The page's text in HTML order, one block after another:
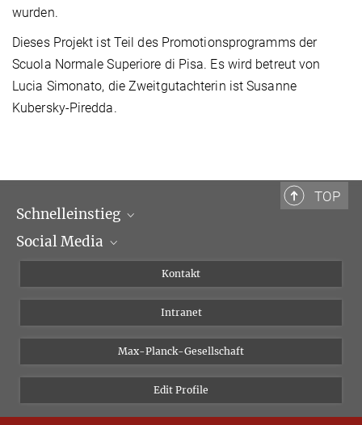
wurden.
Dieses Projekt ist Teil des Promotionsprogramms der
Scuola Normale Superiore di Pisa. Es wird betreut von
Lucia Simonato, die Zweitgutachterin ist Susanne
Kubersky-Piredda.
TOP
Schnelleinstieg
Wissenschaftliche Abteilungen
Social Media
Instagram
Bluesky
Vimeo
Newsletter
Kontakt
Intranet
Max-Planck-Gesellschaft
Edit Profile